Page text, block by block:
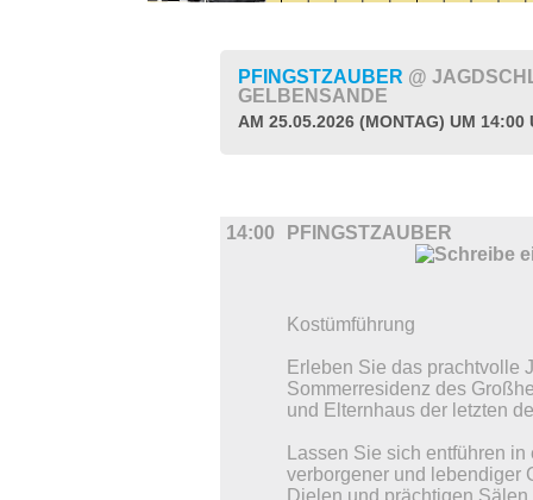
PFINGSTZAUBER @
GELBENSANDE
AM 25.05.2026 (MONTAG) UM 14:00
14:00 PFINGSTZAUBER
Kostümführung
Erleben Sie das prachtvolle
Sommerresidenz des
und Elternhaus der letzten
Lassen Sie sich entführen
verborgener und lebendiger
Dielen und prächtigen